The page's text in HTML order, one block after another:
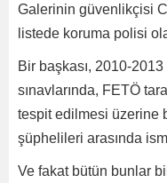
Galerinin güvenlikçisi
listede koruma polisi
Bir başkası, 2010-2013
sınavlarında, FETÖ
tespit edilmesi üzerine
şüphelileri arasında
Ve fakat bütün bunlar